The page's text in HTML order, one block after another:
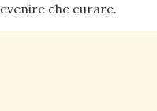
che curare.